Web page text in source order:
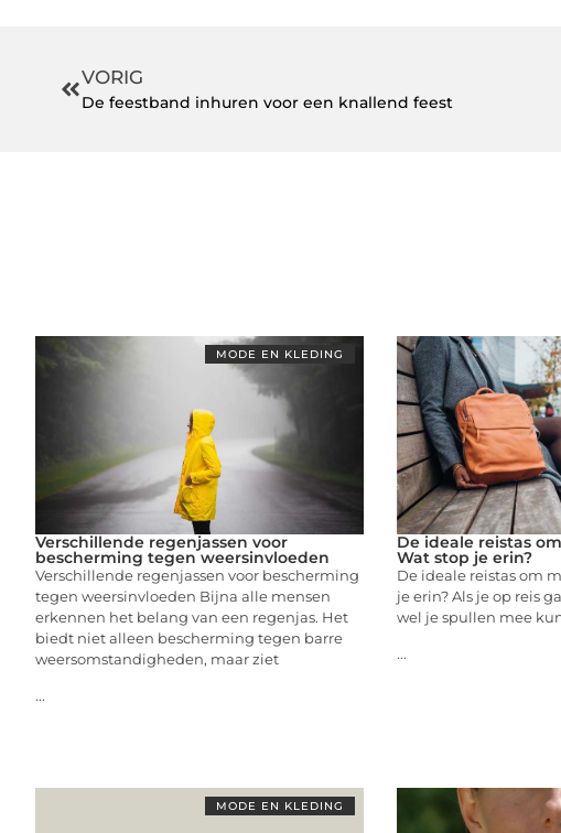
VORIG
De feestband inhuren voor een knallend feest
MODE EN KLEDING
Verschillende regenjassen voor
bescherming tegen weersinvloeden
Verschillende regenjassen voor bescherming
tegen weersinvloeden Bijna alle mensen
erkennen het belang van een regenjas. Het
biedt niet alleen bescherming tegen barre
weersomstandigheden, maar ziet
...
De ideale reistas
Wat stop je erin?
De ideale reistas om
je erin? Als je op reis
wel je spullen mee
...
MODE EN KLEDING